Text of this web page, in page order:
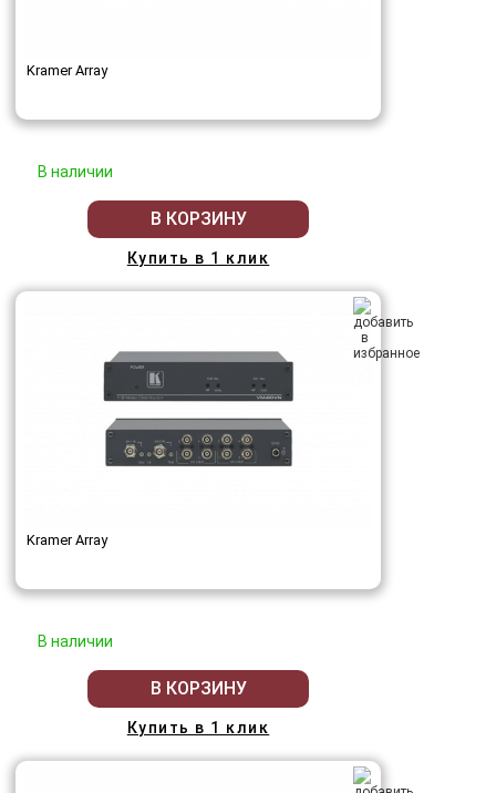
Kramer Array
В наличии
В КОРЗИНУ
Купить в 1 клик
Kramer Array
В наличии
В КОРЗИНУ
Купить в 1 клик